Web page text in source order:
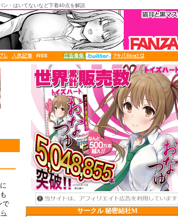
・はいてないなど下着40点を解説
で
ら